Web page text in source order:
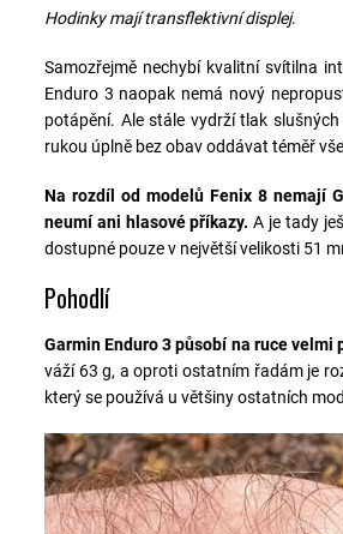
Hodinky mají transflektivní displej.
Samozřejmě nechybí kvalitní svítilna
Enduro 3 naopak nemá nový
potápění. Ale stále vydrží tlak
rukou úplně bez obav oddávat téměř
Na rozdíl od modelů Fenix 8 nemají
neumí ani hlasové příkazy. A je tady
dostupné pouze v největší velikosti 51
Pohodlí
Garmin Enduro 3 působí na ruce
váží 63 g, a oproti ostatním řadám je
který se používá u většiny ostatních